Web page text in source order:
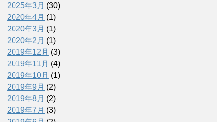
2025年3月 (30)
2020年4月 (1)
2020年3月 (1)
2020年2月 (1)
2019年12月 (3)
2019年11月 (4)
2019年10月 (1)
2019年9月 (2)
2019年8月 (2)
2019年7月 (3)